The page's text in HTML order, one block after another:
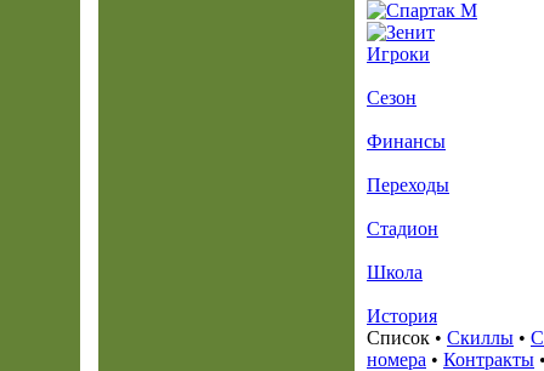
Игроки
Сезон
Финансы
Переходы
Стадион
Школа
История
Список • Скиллы •
номера • Контракты